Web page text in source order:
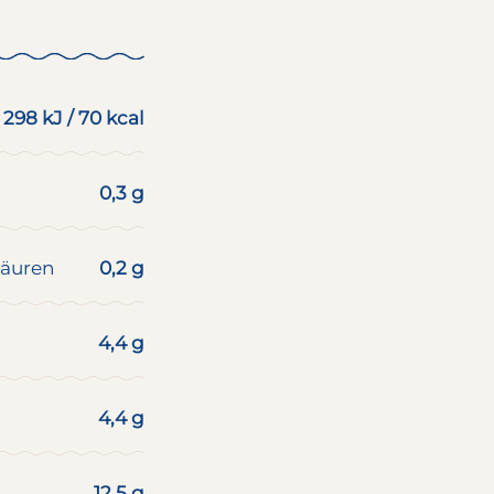
298 kJ / 70 kcal
0,3 g
0,2 g
4,4 g
4,4 g